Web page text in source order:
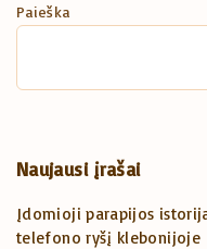
Paieška
Naujausi įrašai
Įdomioji parapijos
telefono ryšį klebonijoje